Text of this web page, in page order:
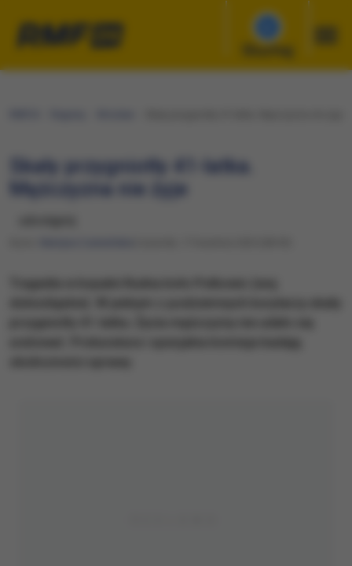
Słuchaj
Skały przygniotły 41-latka.
Mężczyzna nie żyje